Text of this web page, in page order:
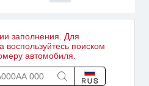
заполнения. Для
воспользуйтесь поиском
автомобиля.